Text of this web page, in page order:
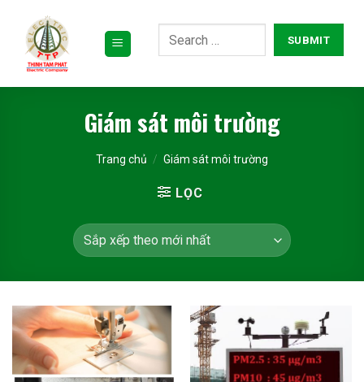
dung
Giám sát môi trường
Trang chủ / Giám sát môi trường
LỌC